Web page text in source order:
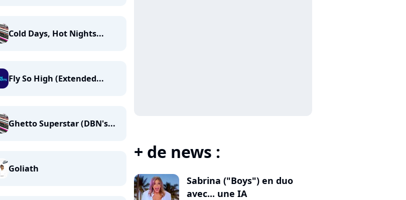
Cold Days, Hot Nights...
Fly So High (Extended...
Ghetto Superstar (DBN's...
Goliath
+ de news :
Sabrina ("Boys") en duo
avec... une IA